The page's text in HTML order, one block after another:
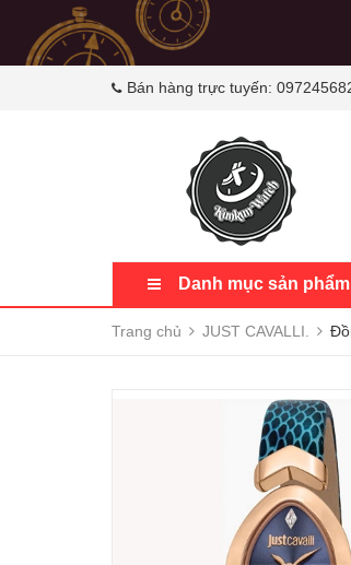
Bán hàng trực tuyến:
Danh mục sản phẩm
Trang chủ JUST CAVALLI.